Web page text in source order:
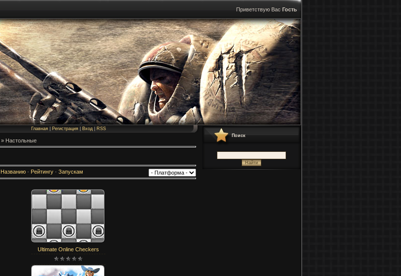
Приветствую Вас Гость
Главная| Регистрация| Вход| RSS
» Настольные
Названию · Рейтингу · Запускам
Ultimate Online Checkers
Поиск